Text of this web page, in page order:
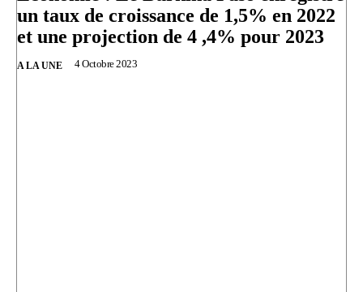
un taux de croissance de 1,5% en 2022
et une projection de 4 ,4% pour 2023
A LA UNE 4 Octobre 2023